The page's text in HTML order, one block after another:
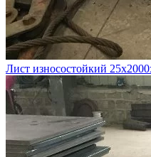
Лист износостойкий